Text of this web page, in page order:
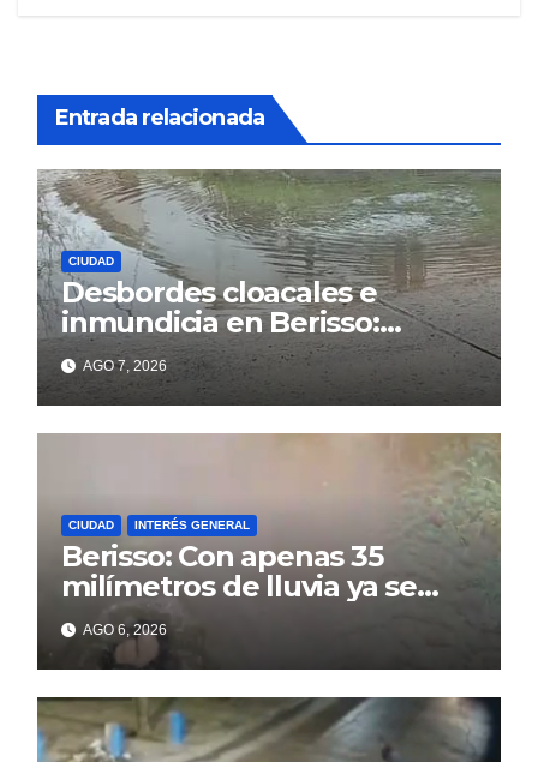
Entrada relacionada
CIUDAD
Desbordes cloacales e
inmundicia en Berisso:
colapso de la red en la calle
14AGO 7, 2026
CIUDAD INTERÉS GENERAL
Berisso: Con apenas 35
milímetros de lluvia ya se
sienten los problemas
AGO 6, 2026